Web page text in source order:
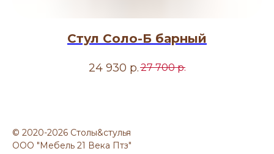
Стул Соло-Б барный
24 930 р.27 700 р.
© 2020-2026 Столы&стулья
ООО "Мебель 21 Века Птз"